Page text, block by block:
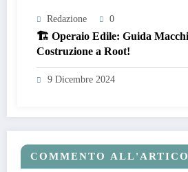
Redazione 0
🏗️ Operaio Edile: Guida
Costruzione a Root!
9 Dicembre 2024
COMMENTO